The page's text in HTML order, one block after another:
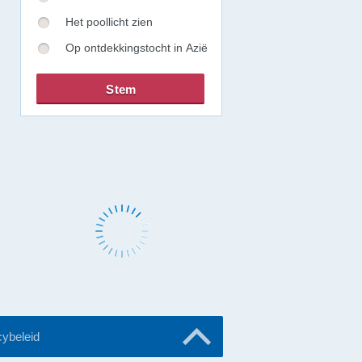
Het poollicht zien
Op ontdekkingstocht in Azië